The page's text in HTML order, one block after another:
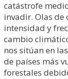
catástrofe
invadir. Olas de
intensidad y
cambio
nos sitúan en
de países más
forestales